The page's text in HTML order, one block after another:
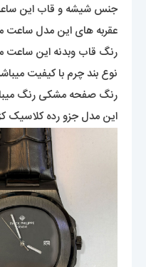
جنس شیشه و قاب این ساعت
عقربه های این مدل
رنگ قاب وبدنه این ساعت
نوع بند چرم با کیفیت
رنگ صفحه مشکی رنگ
این مدل جزو رده کلاسیک